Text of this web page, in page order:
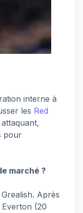
interne à
les Red
pour
marché ?
Après
(20